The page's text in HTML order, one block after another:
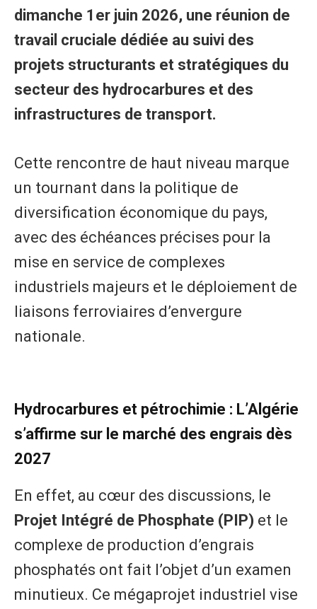
dimanche 1er juin 2026, une réunion de
travail cruciale dédiée au suivi des
projets structurants et stratégiques du
secteur des hydrocarbures et des
infrastructures de transport.
Cette rencontre de haut niveau marque
un tournant dans la politique de
diversification économique du pays,
avec des échéances précises pour la
mise en service de complexes
industriels majeurs et le déploiement de
liaisons ferroviaires d’envergure
nationale.
​Hydrocarbures et pétrochimie : L’Algérie
s’affirme sur le marché des engrais dès
2027
​En effet, au cœur des discussions, le
Projet Intégré de Phosphate (PIP) et le
complexe de production d’engrais
phosphatés ont fait l’objet d’un examen
minutieux. Ce mégaprojet industriel vise